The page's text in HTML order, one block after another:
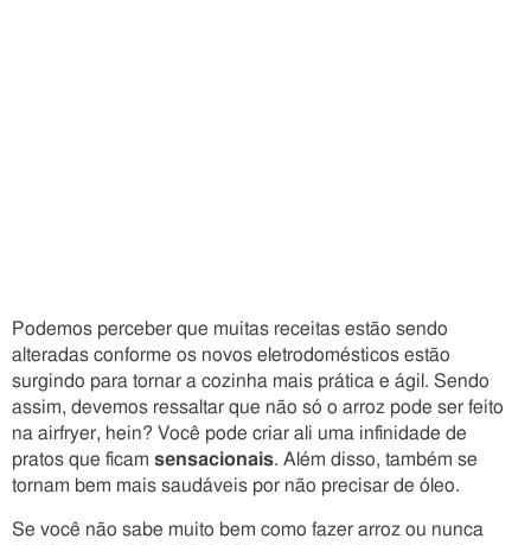
Podemos perceber que muitas receitas estão sendo
alteradas conforme os novos eletrodomésticos estão
surgindo para tornar a cozinha mais prática e ágil. Sendo
assim, devemos ressaltar que não só o arroz pode ser feito
na airfryer, hein? Você pode criar ali uma infinidade de
pratos que ficam sensacionais. Além disso, também se
tornam bem mais saudáveis por não precisar de óleo.
Se você não sabe muito bem como fazer arroz ou nunca